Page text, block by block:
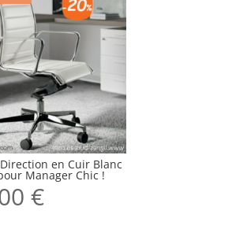
en Cuir Blanc
Manager Chic !
€